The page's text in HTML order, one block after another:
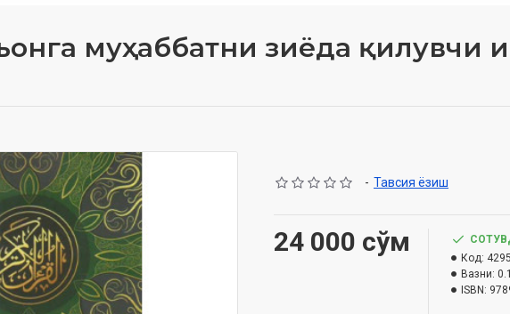
муҳаббатни зиёда қилувчи
- Тавсия ёзиш
24 000 сўм
Код: 4295
Вазни:
ISBN: